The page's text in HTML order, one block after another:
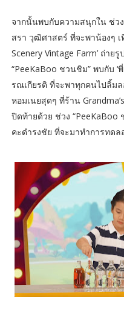
จากนั้นพบกับความสนุกใน ช่วง
สรา วุฒิศาสตร์ ที่จะพาน้องๆ เ
Scenery Vintage Farm’ ถ่าย
“PeeKaBoo ชวนชิม” พบกับ ‘
รณเกียรติ ที่จะพาทุกคนไปลิ้มล
หอมเนยสุดๆ ที่ร้าน
ปิดท้ายด้วย ช่วง “PeeKaBoo
คะดำรงชัย ที่จะมาทำการทดล